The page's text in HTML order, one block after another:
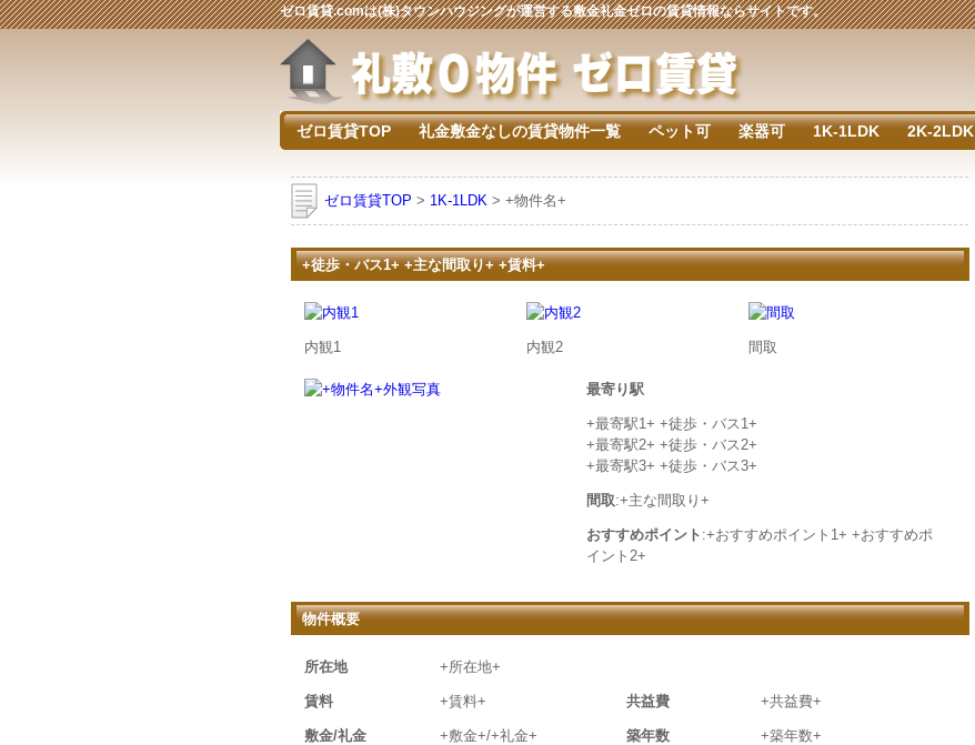
ゼロ賃貸.comは(株)タウンハウジングが運営する敷金礼金ゼロの賃貸情報ならサイトです。
ゼロ賃貸TOP 礼金敷金なしの賃貸物件一覧 ペット可 楽器可 1K-1LDK 2K-2LDK
ゼロ賃貸TOP > 1K-1LDK > +物件名+
+徒歩・バス1+ +主な間取り+ +賃料+
内観1 内観2 間取
最寄り駅
+最寄駅1+ +徒歩・バス1+
+最寄駅2+ +徒歩・バス2+
+最寄駅3+ +徒歩・バス3+
間取:+主な間取り+
おすすめポイント :+おすすめポイント1+ +おすすめポ
イント2+
物件概要
所在地 +所在地+
賃料 +賃料+ 共益費 +共益費+
敷金/礼金 +敷金+/+礼金+ 築年数 +築年数+